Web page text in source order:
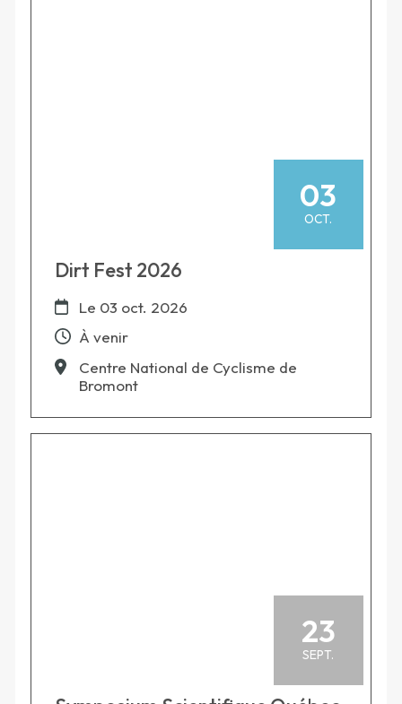
03
OCT.
Dirt Fest 2026
Le 03 oct. 2026
À venir
Centre National de Cyclisme de
Bromont
23
SEPT.